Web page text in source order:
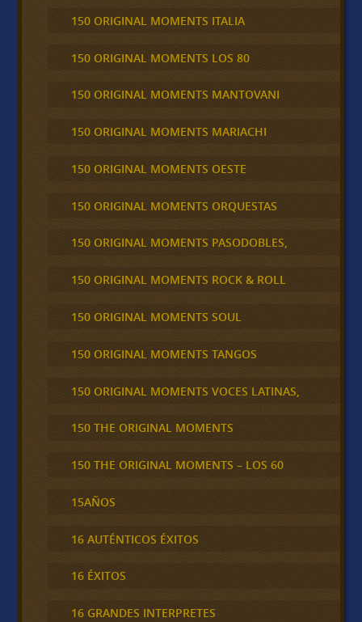
150 ORIGINAL MOMENTS ITALIA
150 ORIGINAL MOMENTS LOS 80
150 ORIGINAL MOMENTS MANTOVANI
150 ORIGINAL MOMENTS MARIACHI
150 ORIGINAL MOMENTS OESTE
150 ORIGINAL MOMENTS ORQUESTAS
150 ORIGINAL MOMENTS PASODOBLES,
150 ORIGINAL MOMENTS ROCK & ROLL
150 ORIGINAL MOMENTS SOUL
150 ORIGINAL MOMENTS TANGOS
150 ORIGINAL MOMENTS VOCES LATINAS,
150 THE ORIGINAL MOMENTS
150 THE ORIGINAL MOMENTS – LOS 60
15AÑOS
16 AUTÉNTICOS ÉXITOS
16 ÉXITOS
16 GRANDES INTERPRETES